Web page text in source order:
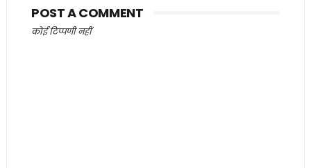
POST A COMMENT
कोई टिप्पणी नहीं